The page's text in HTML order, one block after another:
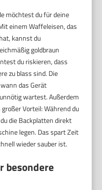
möchtest du für deine
einem Waffeleisen, das
kannst du
goldbraun
du riskieren, dass
zu blass sind. Die
das Gerät
wartest. Außerdem
Vorteil: Während du
die Backplatten direkt
legen. Das spart Zeit
wieder sauber ist.
besondere